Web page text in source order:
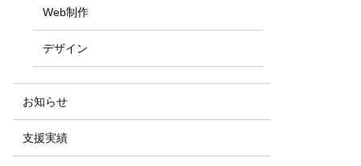
Web制作
デザイン
お知らせ
支援実績